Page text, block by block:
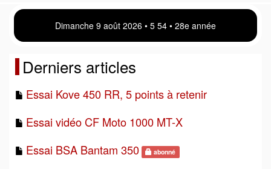
Dimanche 9 août 2026 • 5:54 • 28e année
Derniers articles
Essai Kove 450 RR, 5 points à retenir
Essai vidéo CF Moto 1000 MT-X
Essai BSA Bantam 350
abonné